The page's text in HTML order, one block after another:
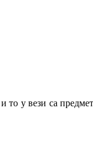
то у вези са